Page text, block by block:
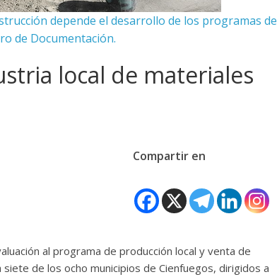
depende el desarrollo de los programas de
de Documentación.
local de materiales
Compartir en
al programa de producción local y venta de
de los ocho municipios de Cienfuegos, dirigidos a